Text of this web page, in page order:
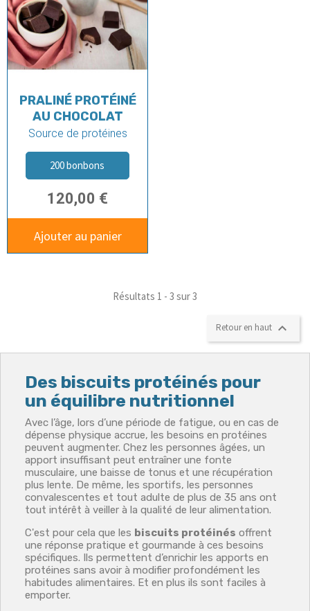
PRALINÉ PROTÉINÉ
AU CHOCOLAT
Source de protéines
200 bonbons
120,00 €
Ajouter au panier
Résultats 1 - 3 sur 3
Retour en haut 
Des biscuits protéinés pour
un équilibre nutritionnel
Avec l’âge, lors d’une période de fatigue, ou en cas de
dépense physique accrue, les besoins en protéines
peuvent augmenter. Chez les personnes âgées, un
apport insuffisant peut entraîner une fonte
musculaire, une baisse de tonus et une récupération
plus lente. De même, les sportifs, les personnes
convalescentes et tout adulte de plus de 35 ans ont
tout intérêt à veiller à la qualité de leur alimentation.
C'est pour cela que les biscuits protéinés offrent
une réponse pratique et gourmande à ces besoins
spécifiques. Ils permettent d’enrichir les apports en
protéines sans avoir à modifier profondément les
habitudes alimentaires. Et en plus ils sont faciles à
emporter.